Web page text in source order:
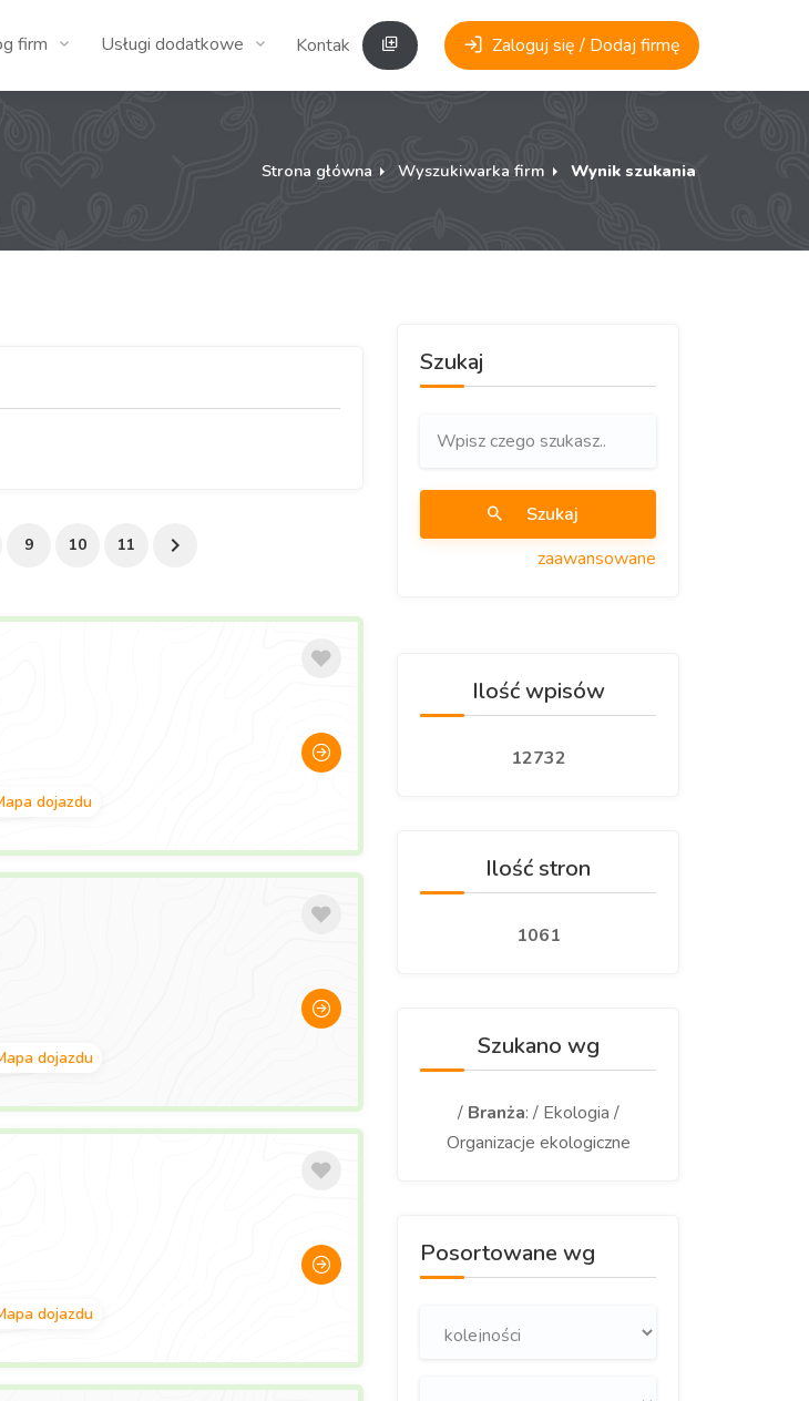
firm Usługi dodatkowe Kontakt Zaloguj się / Dodaj firmę
Strona główna Wyszukiwarka firm Wynik szukania
9 10 11
dojazdu
dojazdu
dojazdu
Szukaj
Szukaj
zaawansowane
Ilość wpisów
12732
Ilość stron
1061
Szukano wg
/ Branża: / Ekologia /
Organizacje ekologiczne
Posortowane wg